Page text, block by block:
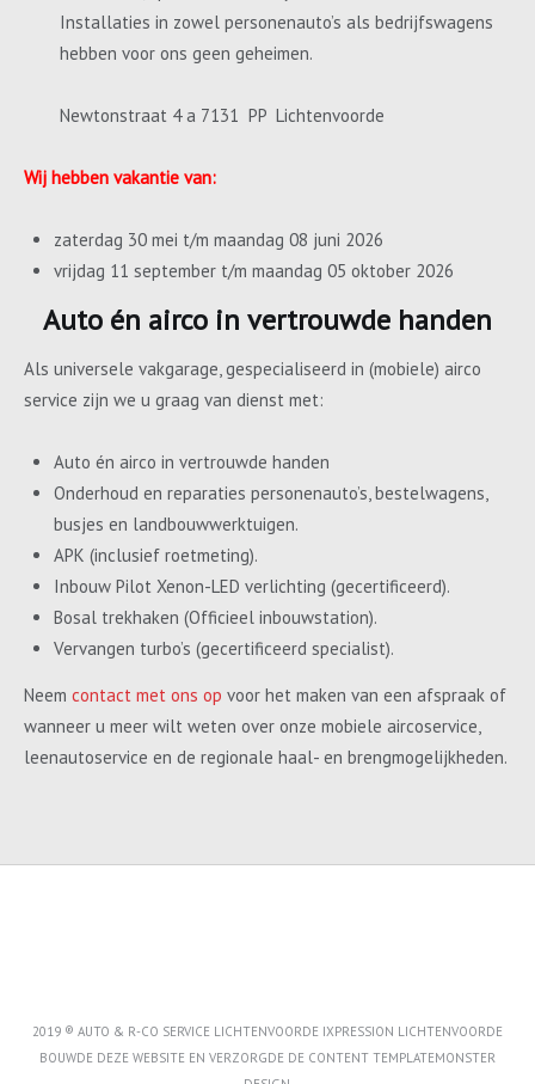
Installaties in zowel personenauto’s als bedrijfswagens
hebben voor ons geen geheimen.
Newtonstraat 4 a 7131 PP Lichtenvoorde
Wij hebben vakantie van:
zaterdag 30 mei t/m maandag 08 juni 2026
vrijdag 11 september t/m maandag 05 oktober 2026
Auto én airco in vertrouwde handen
Als universele vakgarage, gespecialiseerd in (mobiele) airco
service zijn we u graag van dienst met:
Auto én airco in vertrouwde handen
Onderhoud en reparaties personenauto’s, bestelwagens,
busjes en landbouwwerktuigen.
APK (inclusief roetmeting).
Inbouw Pilot Xenon-LED verlichting (gecertificeerd).
Bosal trekhaken (Officieel inbouwstation).
Vervangen turbo’s (gecertificeerd specialist).
Neem contact met ons op voor het maken van een afspraak of
wanneer u meer wilt weten over onze mobiele aircoservice,
leenautoservice en de regionale haal- en brengmogelijkheden.
2019 ® AUTO & R-CO SERVICE LICHTENVOORDE IXPRESSION LICHTENVOORDE
BOUWDE DEZE WEBSITE EN VERZORGDE DE CONTENT TEMPLATEMONSTER